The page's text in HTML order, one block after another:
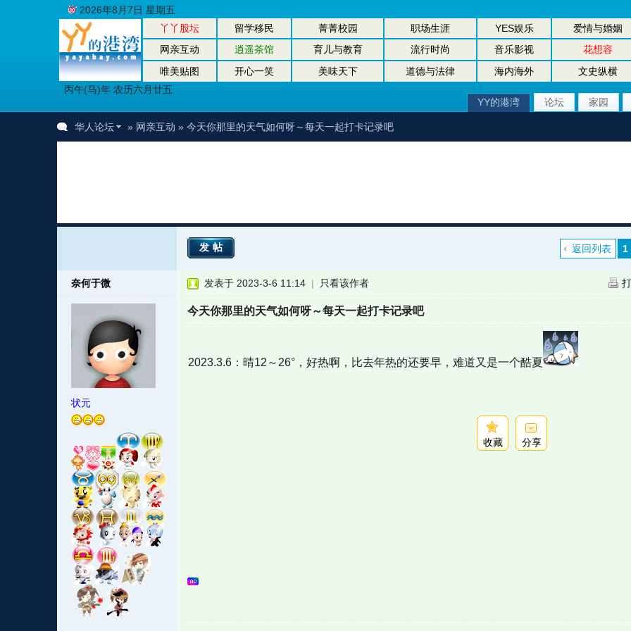
丫丫股坛 留学移民 菁菁校园 职场生涯 YES娱乐 爱情与婚姻
网亲互动
逍遥茶馆 育儿与教育 流行时尚 音乐影视 花想容
唯美贴图
开心一笑 美味天下 道德与法律 海内海外 文史纵横
丙午(马)年 农历六月廿五
2026年8月7日 星期五
YY的港湾 论坛 家园
华人论坛 » 网亲互动 » 今天你那里的天气如何呀～每天一起打卡记录吧
1
返回列表
发帖
奈何于微
状元
发表于 2023-3-6 11:14 | 只看该作者
今天你那里的天气如何呀～每天一起打卡记录吧
2023.3.6：晴12～26°，好热啊，比去年热的还要早，难道又是一个酷夏
收藏 分享